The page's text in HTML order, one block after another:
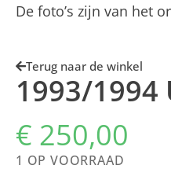
De foto’s zijn van het
Terug naar de winkel
1993/1994
€ 250,00
1 OP VOORRAAD